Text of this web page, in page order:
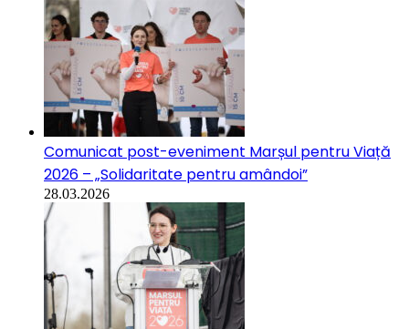
Comunicat post-eveniment Marșul pentru Viață
2026 – „Solidaritate pentru amândoi”
28.03.2026